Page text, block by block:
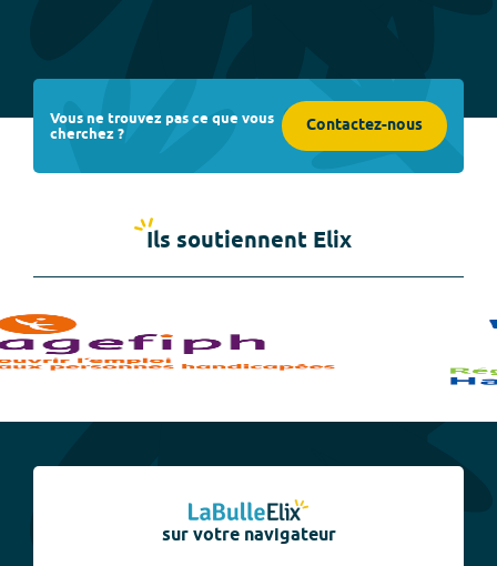
Vous ne trouvez pas ce que vous
cherchez ? Contactez-nous
Ils soutiennent Elix
sur votre navigateur